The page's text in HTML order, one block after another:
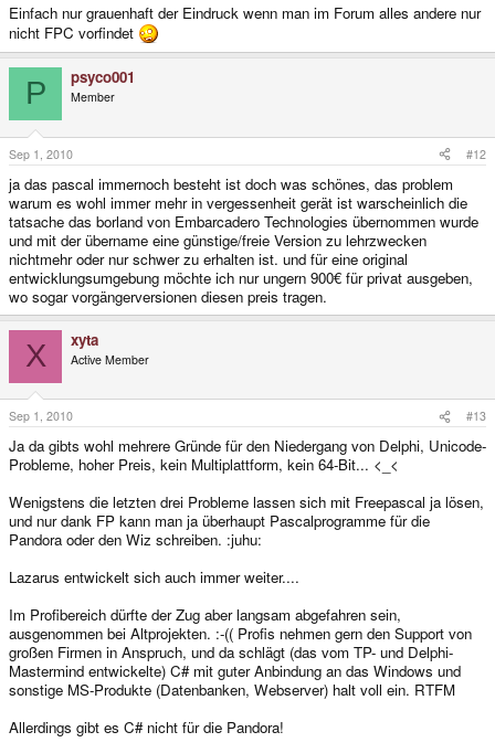
Einfach nur grauenhaft der Eindruck wenn man im Forum alles andere nur
nicht FPC vorfindet
P psyco001
Member
Sep 1, 2010 #12
ja das pascal immernoch besteht ist doch was schönes, das problem
warum es wohl immer mehr in vergessenheit gerät ist warscheinlich die
tatsache das borland von Embarcadero Technologies übernommen wurde
und mit der übername eine günstige/freie Version zu lehrzwecken
nichtmehr oder nur schwer zu erhalten ist. und für eine original
entwicklungsumgebung möchte ich nur ungern 900€ für privat ausgeben,
wo sogar vorgängerversionen diesen preis tragen.
X xyta
Active Member
Sep 1, 2010 #13
Ja da gibts wohl mehrere Gründe für den Niedergang von Delphi, Unicode-
Probleme, hoher Preis, kein Multiplattform, kein 64-Bit... <_<
Wenigstens die letzten drei Probleme lassen sich mit Freepascal ja lösen,
und nur dank FP kann man ja überhaupt Pascalprogramme für die
Pandora oder den Wiz schreiben. :juhu:
Lazarus entwickelt sich auch immer weiter....
Im Profibereich dürfte der Zug aber langsam abgefahren sein,
ausgenommen bei Altprojekten. :-(( Profis nehmen gern den Support von
großen Firmen in Anspruch, und da schlägt (das vom TP- und Delphi-
Mastermind entwickelte) C# mit guter Anbindung an das Windows und
sonstige MS-Produkte (Datenbanken, Webserver) halt voll ein. RTFM
Allerdings gibt es C# nicht für die Pandora!